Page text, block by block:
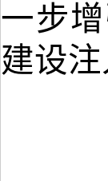
一步
建设